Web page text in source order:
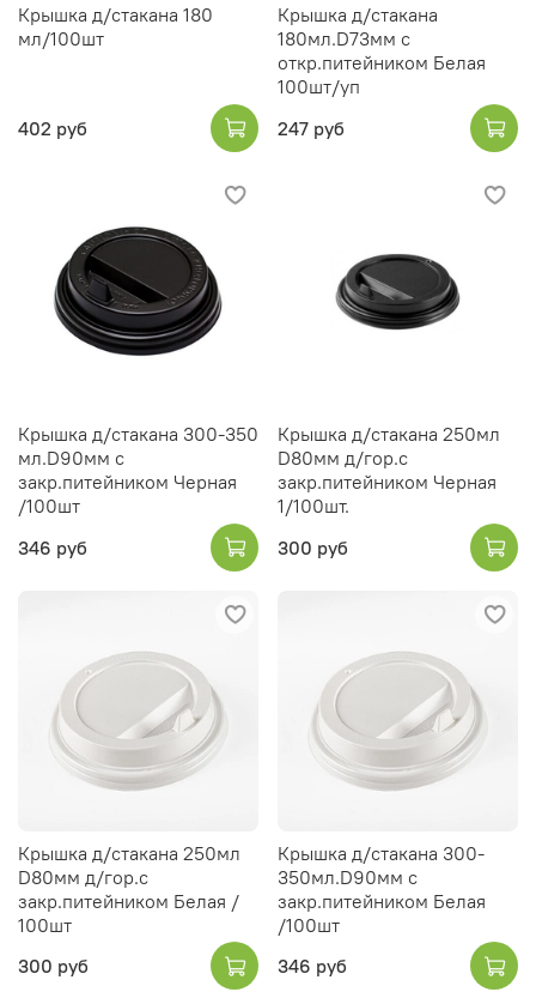
Крышка д/стакана 180
мл/100шт
402 руб
Крышка д/стакана
180мл.D73мм с
откр.питейником Белая
100шт/уп
247 руб
Крышка д/стакана 300-350
мл.D90мм с
закр.питейником Черная
/100шт
346 руб
Крышка д/стакана 250мл
D80мм д/гор.с
закр.питейником Черная
1/100шт.
300 руб
Крышка д/стакана 250мл
D80мм д/гор.с
закр.питейником Белая /
100шт
300 руб
Крышка д/стакана 300-
350мл.D90мм с
закр.питейником Белая
/100шт
346 руб